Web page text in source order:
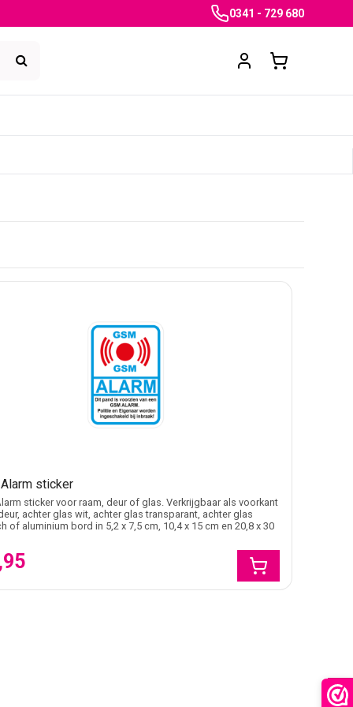
0341 - 729 680
sticker
sticker voor raam, deur of glas. Verkrijgbaar als voorkant
achter glas wit, achter glas transparant, achter glas
of aluminium bord in 5,2 x 7,5 cm, 10,4 x 15 cm en 20,8 x 30